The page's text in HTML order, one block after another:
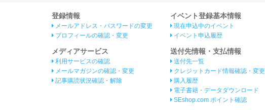
登録情報
メールアドレス・パスワードの変更
プロフィールの確認・変更
メディアサービス
利用サービスの確認
メールマガジンの確認・変更
記事購読状況確認・解除
イベント登録基本情報
現在申込中のイベント
イベント申込履歴
送付先情報・支払情報
送付先一覧
クレジットカード情報確認・変更
購入履歴
電子書籍・データダウンロード
SEshop.com ポイント確認